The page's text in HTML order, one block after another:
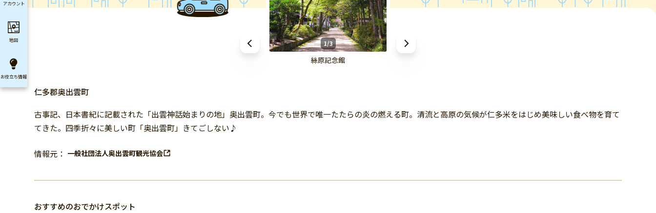
1/3
絲原記念館
仁多郡奥出雲町
古事記、日本書紀に記載された「出雲神話始まりの地」奥出雲町。今でも世界で唯一たたらの炎の燃える町。清流と高原の気候が仁多米をはじめ美味しい食べ物を育て
てきた。四季折々に美しい町「奥出雲町」きてごしない♪
情報元： 一般社団法人奥出雲町観光協会
おすすめのおでかけスポット
アカウント
地図
お役立ち情報